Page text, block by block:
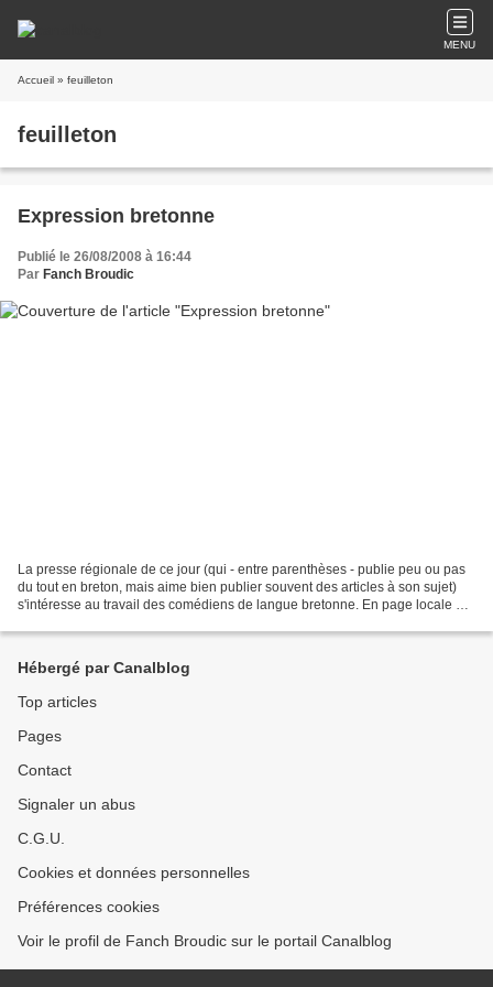
MENU
Accueil » feuilleton
feuilleton
Expression bretonne
Publié le 26/08/2008 à 16:44
Par Fanch Broudic
La presse régionale de ce jour (qui - entre parenthèses - publie peu ou pas
du tout en breton, mais aime bien publier souvent des articles à son sujet)
s'intéresse au travail des comédiens de langue bretonne. En page locale de
Hébergé par Canalblog
Top articles
Pages
Contact
Signaler un abus
C.G.U.
Cookies et données personnelles
Préférences cookies
Voir le profil de Fanch Broudic sur le portail Canalblog